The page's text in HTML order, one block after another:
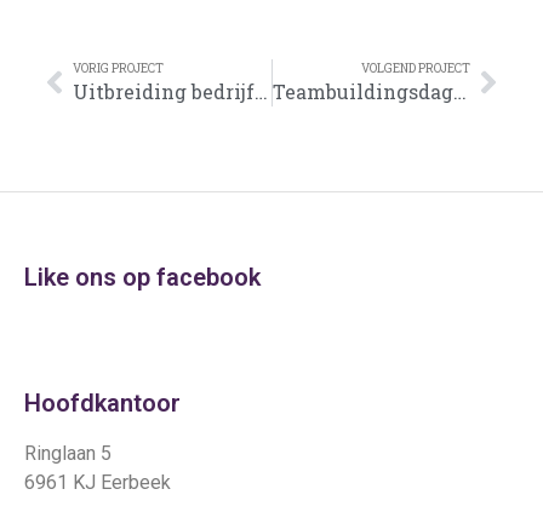
VORIG PROJECT
Uitbreiding bedrijfspand Brummen
VOLGEND PROJECT
Teambuildingsdag Elektrotechniek en Duurzaam
Like ons op facebook
Hoofdkantoor
Ringlaan 5
6961 KJ Eerbeek